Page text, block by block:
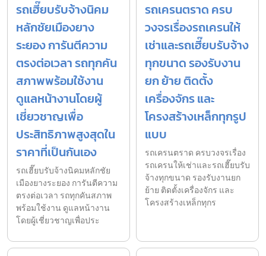
รถเฮี๊ยบรับจ้างนิคม
หลักชัยเมืองยาง
ระยอง การันตีความ
ตรงต่อเวลา รถทุกคัน
สภาพพร้อมใช้งาน
ดูแลหน้างานโดยผู้
เชี่ยวชาญเพื่อ
ประสิทธิภาพสูงสุดใน
ราคาที่เป็นกันเอง
รถเฮี๊ยบรับจ้างนิคมหลักชัย
เมืองยางระยอง การันตีความ
ตรงต่อเวลา รถทุกคันสภาพ
พร้อมใช้งาน ดูแลหน้างาน
โดยผู้เชี่ยวชาญเพื่อประ
รถเครนตราด ครบ
วงจรเรื่องรถเครนให้
เช่าและรถเฮี๊ยบรับจ้าง
ทุกขนาด รองรับงาน
ยก ย้าย ติดตั้ง
เครื่องจักร และ
โครงสร้างเหล็กทุกรูป
แบบ
รถเครนตราด ครบวงจรเรื่อง
รถเครนให้เช่าและรถเฮี๊ยบรับ
จ้างทุกขนาด รองรับงานยก
ย้าย ติดตั้งเครื่องจักร และ
โครงสร้างเหล็กทุกร